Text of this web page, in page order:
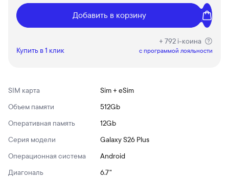
Добавить в корзину
Купить в 1 клик
+ 792 i-коина
c программой лояльности
SIM карта
Sim + eSim
Объем памяти
512Gb
Оперативная память
12Gb
Серия модели
Galaxy S26 Plus
Операционная система
Android
Диагональ
6.7"